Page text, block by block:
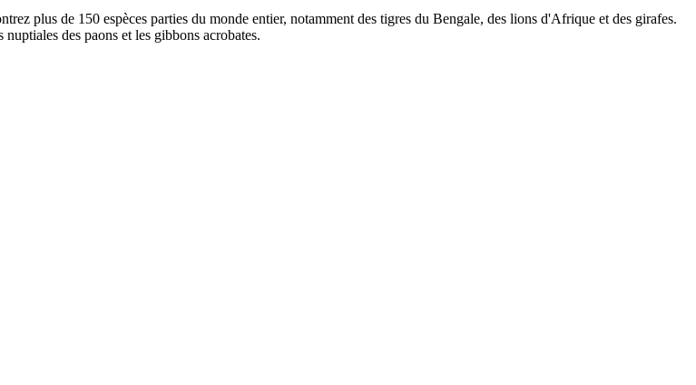
plus de 150 espèces parties du monde entier, notamment des tigres du Bengale, des lions d'Afrique et des girafes.
des paons et les gibbons acrobates.